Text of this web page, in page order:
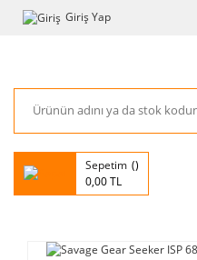
Giriş Yap
Sepetim
0,00 TL